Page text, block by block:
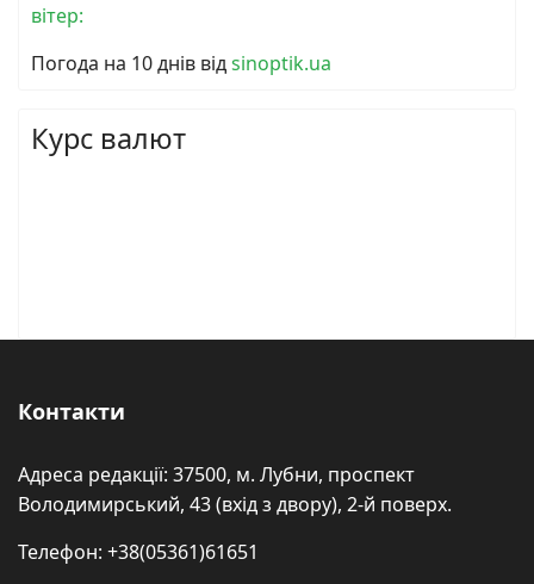
вітер:
Погода на 10 днів відsinoptik.ua
Курс валют
Контакти
Адреса редакції: 37500, м. Лубни, проспект
Володимирський, 43 (вхід з двору), 2-й поверх.
Телефон: +38(05361)61651